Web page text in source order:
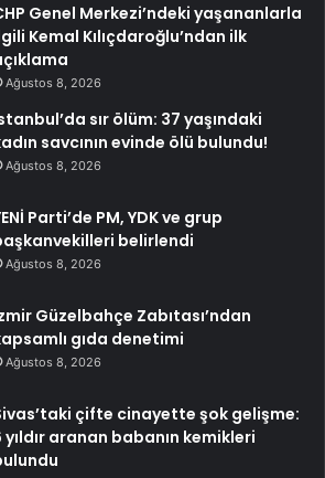
Genel Merkezi’ndeki yaşananlarla
Kemal Kılıçdaroğlu’ndan ilk
Ağustos 8, 2026
sır ölüm: 37 yaşındaki
savcının evinde ölü bulundu!
Ağustos 8, 2026
Parti’de PM, YDK ve grup
belirlendi
Ağustos 8, 2026
Güzelbahçe Zabıtası’ndan
gıda denetimi
Ağustos 8, 2026
çifte cinayette şok gelişme:
yıldır aranan babanın kemikleri